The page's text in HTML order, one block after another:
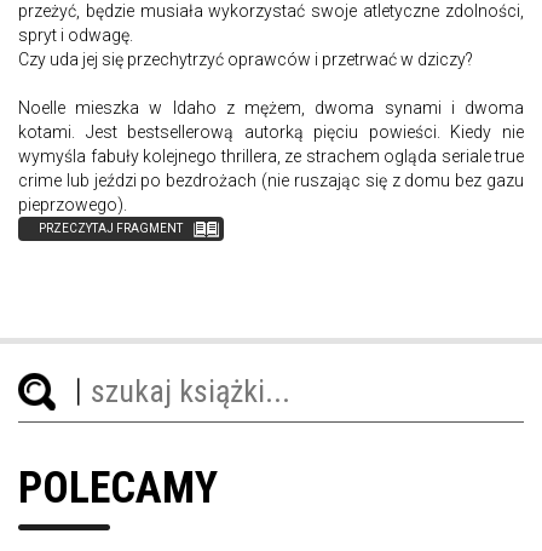
przeżyć, będzie musiała wykorzystać swoje atletyczne zdolności,
spryt i odwagę.
Czy uda jej się przechytrzyć oprawców i przetrwać w dziczy?
Noelle mieszka w Idaho z mężem, dwoma synami i dwoma
kotami. Jest bestsellerową autorką pięciu powieści. Kiedy nie
wymyśla fabuły kolejnego thrillera, ze strachem ogląda seriale true
crime lub jeździ po bezdrożach (nie ruszając się z domu bez gazu
pieprzowego).
PRZECZYTAJ FRAGMENT
POLECAMY